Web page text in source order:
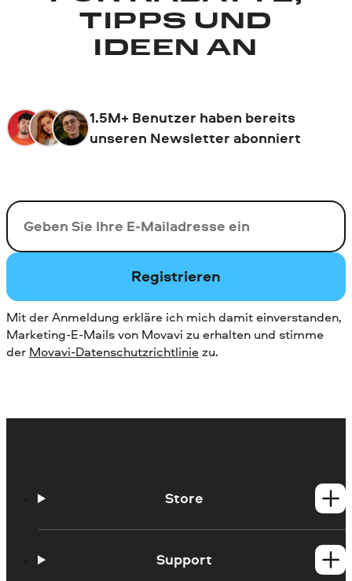
TIPPS UND
IDEEN AN
1.5M+ Benutzer haben bereits
unseren Newsletter abonniert
Ihre E-Mail-Addresse
Registrieren
Mit der Anmeldung erkläre ich mich damit einverstanden,
Marketing-E-Mails von Movavi zu erhalten und stimme
der Movavi-Datenschutzrichtliniezu.
Store
Mac-Produkte
Support